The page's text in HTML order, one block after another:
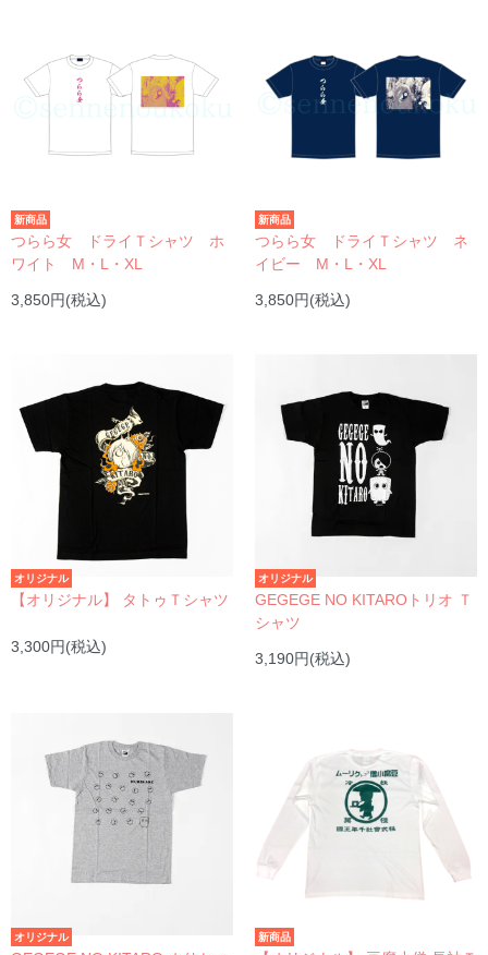
新商品
つらら女 ドライＴシャツ ホ
ワイト M・L・XL
3,850円(税込)
新商品
つらら女 ドライＴシャツ ネ
イビー M・L・XL
3,850円(税込)
オリジナル
【オリジナル】 タトゥＴシャツ
3,300円(税込)
オリジナル
GEGEGE NO KITAROトリオ Ｔ
シャツ
3,190円(税込)
オリジナル 新商品